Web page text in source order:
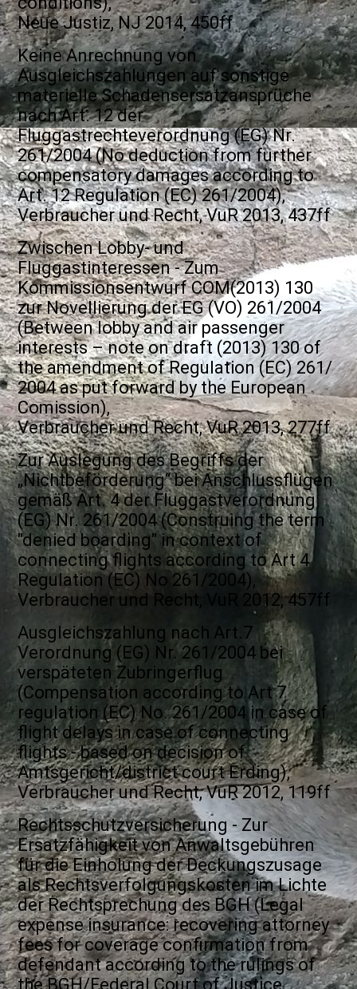
Neue Justiz, NJ 2014, 450ff
Keine Anrechnung von
Ausgleichszahlungen auf sonstige
materielle Schadensersatzansprüche
nach Art. 12 der
Fluggastrechteverordnung (EG) Nr.
261/2004 (No deduction from further
compensatory damages according to
Art. 12 Regulation (EC) 261/2004),
Verbraucher und Recht, VuR 2013, 437ff
Zwischen Lobby- und
Fluggastinteressen - Zum
Kommissionsentwurf COM(2013) 130
zur Novellierung der EG (VO) 261/2004
(Between lobby and air passenger
interests – note on draft (2013) 130 of
the amendment of Regulation (EC) 261/
2004 as put forward by the European
Comission),
Verbraucher und Recht, VuR 2013, 277ff
Zur Auslegung des Begriffs der
„Nichtbeförderung“ bei Anschlussflügen
gemäß Art. 4 der Fluggastverordnung
(EG) Nr. 261/2004 (Construing the term
"denied boarding" in context of
connecting flights according to Art 4
Regulation (EC) No 261/2004),
Verbraucher und Recht, VuR 2012, 457ff
Ausgleichszahlung nach Art.7
Verordnung (EG) Nr. 261/2004 bei
verspäteten Zubringerflug
(Compensation according to Art 7
regulation (EC) No. 261/2004 in case of
flight delays in case of connecting
flights - based on decision of
Amtsgericht/district court Erding),
Verbraucher und Recht, VuR 2012, 119ff
Rechtsschutzversicherung - Zur
Ersatzfähigkeit von Anwaltsgebühren
für die Einholung der Deckungszusage
als Rechtsverfolgungskosten im Lichte
der Rechtsprechung des BGH (Legal
expense insurance: recovering attorney
fees for coverage confirmation from
defendant according to the rulings of
the BGH/Federal Court of Justice